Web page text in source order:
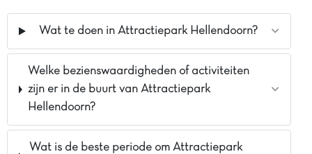
Wat te doen in Attractiepark Hellendoorn?
Welke bezienswaardigheden of activiteiten
zijn er in de buurt van Attractiepark
Hellendoorn?
Wat is de beste periode om Attractiepark